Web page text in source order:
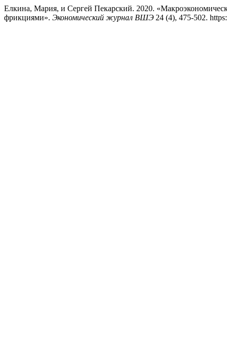
Елкина, Мария, и Сергей Пекарский. 2020.
фрикциями». Экономический журнал ВШЭ 24 (4), 475-502.